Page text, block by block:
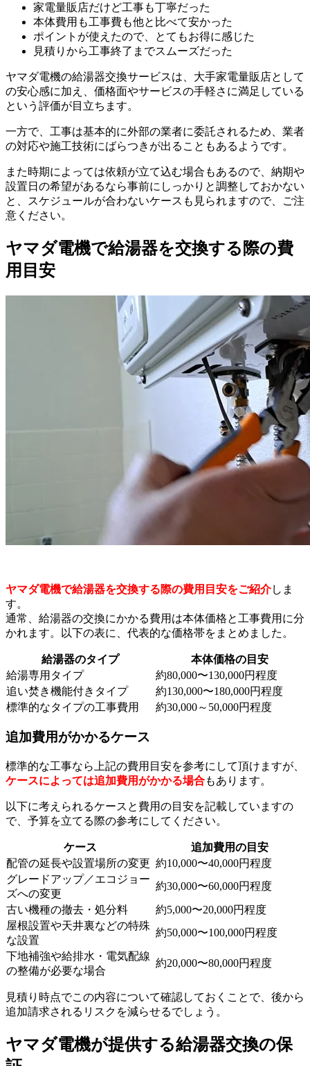
家電量販店だけど工事も丁寧だった
本体費用も工事費も他と比べて安かった
ポイントが使えたので、とてもお得に感じた
見積りから工事終了までスムーズだった
ヤマダ電機の給湯器交換サービスは、大手家電量販店として
の安心感に加え、価格面やサービスの手軽さに満足している
という評価が目立ちます。
一方で、工事は基本的に外部の業者に委託されるため、業者
の対応や施工技術にばらつきが出ることもあるようです。
また時期によっては依頼が立て込む場合もあるので、納期や
設置日の希望があるなら事前にしっかりと調整しておかない
と、スケジュールが合わないケースも見られますので、ご注
意ください。
ヤマダ電機で給湯器を交換する際の費
用目安
ヤマダ電機で給湯器を交換する際の費用目安をご紹介しま
す。
通常、給湯器の交換にかかる費用は本体価格と工事費用に分
かれます。以下の表に、代表的な価格帯をまとめました。
給湯器のタイプ
本体価格の目安
給湯専用タイプ
約80,000〜130,000円程度
追い焚き機能付きタイプ
約130,000〜180,000円程度
標準的なタイプの工事費用
約30,000～50,000円程度
追加費用がかかるケース
標準的な工事なら上記の費用目安を参考にして頂けますが、
ケースによっては追加費用がかかる場合もあります。
以下に考えられるケースと費用の目安を記載していますの
で、予算を立てる際の参考にしてください。
ケース
追加費用の目安
配管の延長や設置場所の変更 約10,000〜40,000円程度
グレードアップ／エコジョー
ズへの変更
約30,000〜60,000円程度
古い機種の撤去・処分料
約5,000〜20,000円程度
屋根設置や天井裏などの特殊
な設置
約50,000〜100,000円程度
下地補強や給排水・電気配線
の整備が必要な場合
約20,000〜80,000円程度
見積り時点でこの内容について確認しておくことで、後から
追加請求されるリスクを減らせるでしょう。
ヤマダ電機が提供する給湯器交換の保